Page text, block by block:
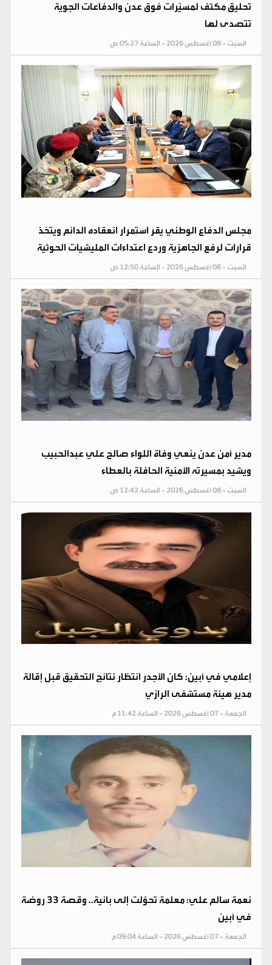
تحليق مكثف لمسيّرات فوق عدن والدفاعات الجوية
تتصدى لها
السبت - 08 أغسطس 2026 - الساعة 05:27 ص
مجلس الدفاع الوطني يقر استمرار انعقاده الدائم ويتخذ
قرارات لرفع الجاهزية وردع اعتداءات المليشيات الحوثية
السبت - 08 أغسطس 2026 - الساعة 12:50 ص
مدير أمن عدن ينعي وفاة اللواء صالح علي عبدالحبيب
ويشيد بمسيرته الأمنية الحافلة بالعطاء
السبت - 08 أغسطس 2026 - الساعة 12:42 ص
إعلامي في أبين: كان الأجدر انتظار نتائج التحقيق قبل إقالة
مدير هيئة مستشفى الرازي
الجمعة - 07 أغسطس 2026 - الساعة 11:42 م
نعمة سالم علي: معلمة تحوّلت إلى بانية.. وقصة 33 روضة
في أبين
الجمعة - 07 أغسطس 2026 - الساعة 09:04 م